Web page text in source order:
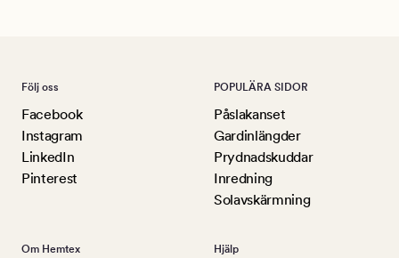
Följ oss
Facebook
Instagram
LinkedIn
Pinterest
POPULÄRA SIDOR
Påslakanset
Gardinlängder
Prydnadskuddar
Inredning
Solavskärmning
Om Hemtex Hjälp